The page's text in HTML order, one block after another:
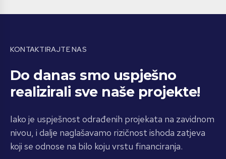
KONTAKTIRAJTE NAS
Do danas smo uspješno
realizirali sve naše projekte!
Iako je uspješnost odrađenih projekata na zavidnom
nivou, i dalje naglašavamo rizičnost ishoda zatjeva
koji se odnose na bilo koju vrstu financiranja.